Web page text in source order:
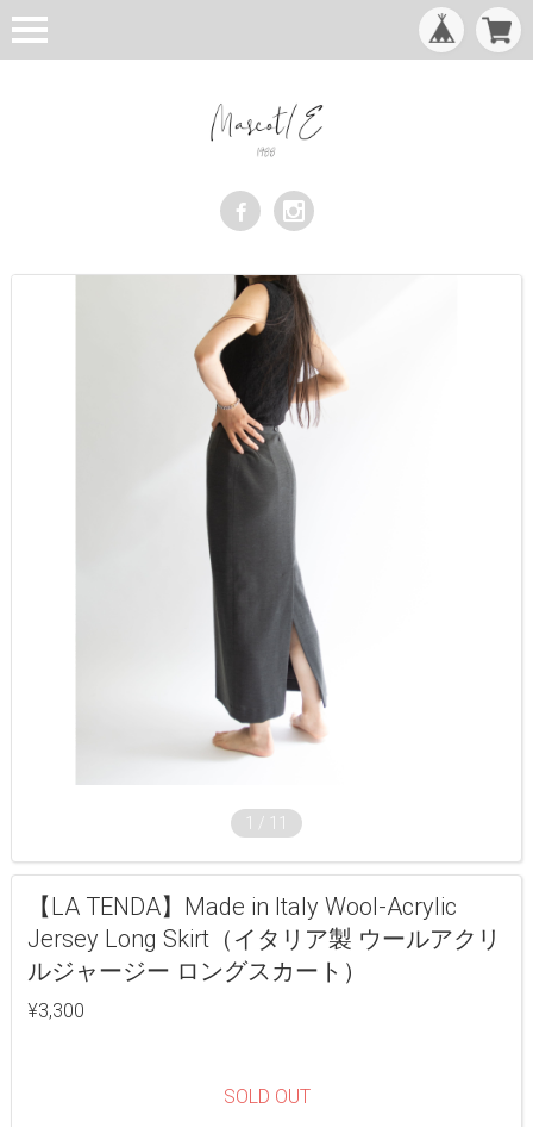
1 / 11
【LA TENDA】Made in Italy Wool-Acrylic
Jersey Long Skirt（イタリア製 ウールアクリ
ルジャージー ロングスカート）
¥3,300
SOLD OUT